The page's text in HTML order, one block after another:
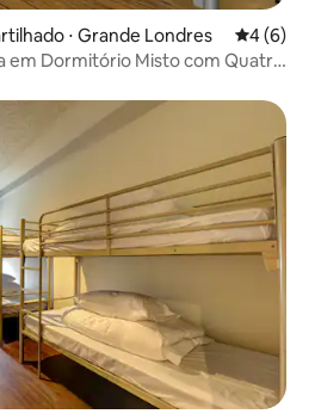
⋅ Grande Londres 4 de uma
4 (6)
em Dormitório Misto com Quatro